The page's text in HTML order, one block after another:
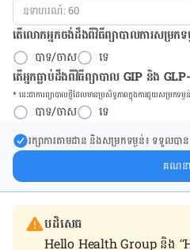
តើលោកអ្នកចង់ដឹង​ពីវិធីព្យាបាលការសម្រកទ
បាទ/ចាស
ទេ
តើអ្នកធ្លាប់ដឹងពីវិធីព្យាបាល GIP និង
* នេះ​ជា​ការ​ព្យា​បាល​ថ្មីដែល​​មាន​ប្រសិទ្ធ​ភាព​ក្នុង​ការ​ជួយ​សម្រក​ទ
បាទ/ចាស ទេ
រក្សា​ការ​តាមដាន និងសម្រក​ទម្ងន់៖ ទទួលបា
ការសម្រក​ទម្ងន់ និងការផ្តល់ជំនួយដោយផ្ទាល់​
គណនា
បដិសេធ
Hello Health Group និង